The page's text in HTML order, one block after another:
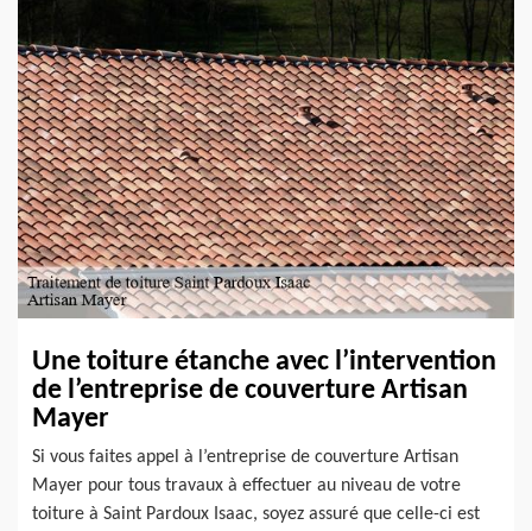
Une toiture étanche avec l’intervention
de l’entreprise de couverture Artisan
Mayer
Si vous faites appel à l’entreprise de couverture Artisan
Mayer pour tous travaux à effectuer au niveau de votre
toiture à Saint Pardoux Isaac, soyez assuré que celle-ci est